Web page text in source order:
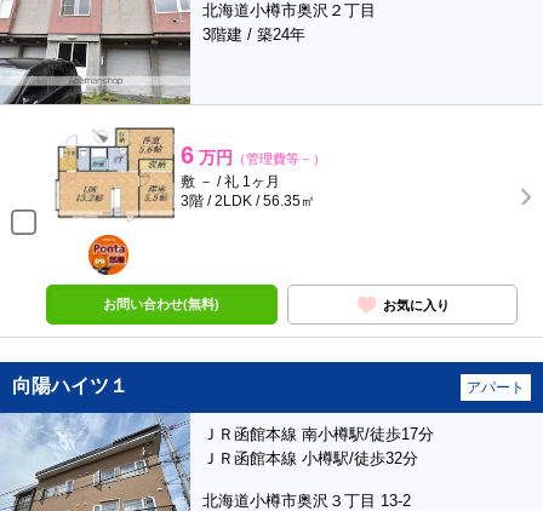
北海道小樽市奥沢２丁目
3階建 / 築24年
6 万円 （管理費等－）
敷 － / 礼 1ヶ月
3階 / 2LDK / 56.35㎡
ポンタ
部屋
お問い合わせ(無料) お気に入り
向陽ハイツ１ アパート
ＪＲ函館本線 南小樽駅/徒歩17分
ＪＲ函館本線 小樽駅/徒歩32分
北海道小樽市奥沢３丁目 13-2